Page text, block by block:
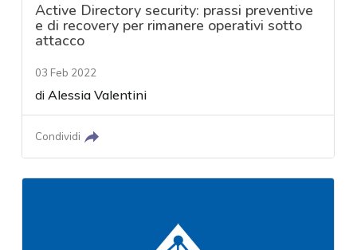
Active Directory security: prassi preventive
e di recovery per rimanere operativi sotto
attacco
03 Feb 2022
diAlessia Valentini
Condividi